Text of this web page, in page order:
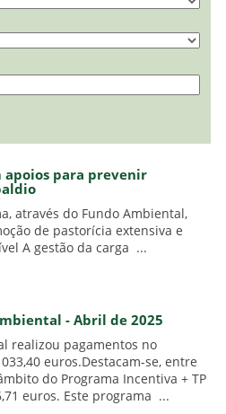
apoios para prevenir
através do Fundo Ambiental,
de pastorícia extensiva e
A gestão da carga ...
- Abril de 2025
realizou pagamentos no
euros.Destacam-se, entre
do Programa Incentiva + TP
euros. Este programa ...